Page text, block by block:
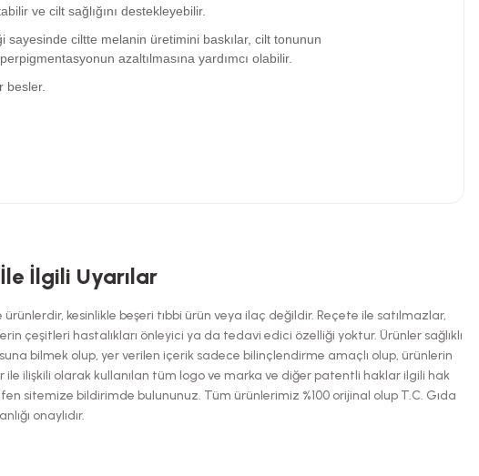
ve cilt sağlığını destekleyebilir.
sayesinde ciltte melanin üretimini baskılar, cilt tonunun
azaltılmasına yardımcı olabilir.
besler.
İlgili Uyarılar
kesinlikle beşeri tıbbi ürün veya ilaç değildir. Reçete ile satılmazlar,
çeşitleri hastalıkları önleyici ya da tedavi edici özelliği yoktur. Ürünler sağlıklı
bilmek olup, yer verilen içerik sadece bilinçlendirme amaçlı olup, ürünlerin
ilişkili olarak kullanılan tüm logo ve marka ve diğer patentli haklar ilgili hak
sitemize bildirimde bulununuz. Tüm ürünlerimiz %100 orijinal olup T.C. Gıda
onaylıdır.